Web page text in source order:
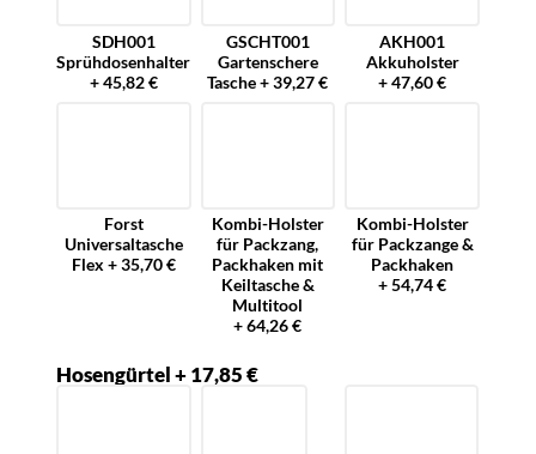
SDH001
Sprühdosenhalter
+ 45,82 €
GSCHT001
Gartenschere
Tasche + 39,27 €
AKH001
Akkuholster
+ 47,60 €
Forst
Universaltasche
Flex + 35,70 €
Kombi-Holster
für Packzang,
Packhaken mit
Keiltasche &
Multitool
+ 64,26 €
Kombi-Holster
für Packzange &
Packhaken
+ 54,74 €
Hosengürtel + 17,85 €